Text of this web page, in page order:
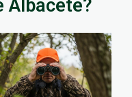
Albacete?